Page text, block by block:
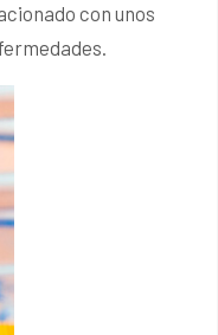
con unos